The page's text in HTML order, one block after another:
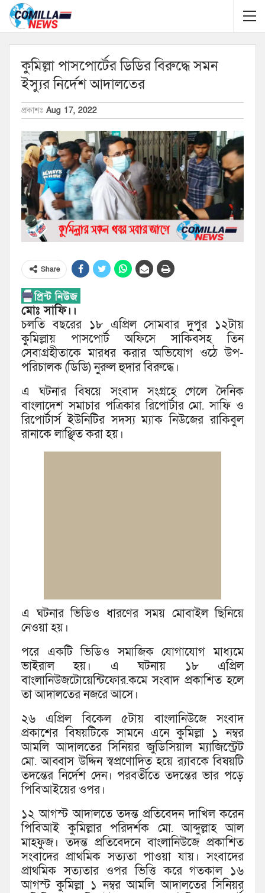
কুমিল্লা পাসপোর্টের ডিডির বিরুদ্ধে সমন
ইস্যুর নির্দেশ আদালতের
প্রকাশঃ Aug 17, 2022
Share
মোঃ সাফি।।
চলতি বছরের ১৮ এপ্রিল সোমবার দুপুর ১২টায়
কুমিল্লায় পাসপোর্ট অফিসে সাকিবসহ তিন
সেবাগ্রহীতাকে মারধর করার অভিযোগ ওঠে উপ-
পরিচালক (ডিডি) নুরুল হুদার বিরুদ্ধে।
এ ঘটনার বিষয়ে সংবাদ সংগ্রহে গেলে দৈনিক
বাংলাদেশ সমাচার পত্রিকার রিপোর্টার মো. সাফি ও
রিপোর্টার্স ইউনিটির সদস্য ম্যাক নিউজের রাকিবুল
রানাকে লাঞ্ছিত করা হয়।
এ ঘটনার ভিডিও ধারণের সময় মোবাইল ছিনিয়ে
নেওয়া হয়।
পরে একটি ভিডিও সমাজিক যোগাযোগ মাধ্যমে
ভাইরাল হয়। এ ঘটনায় ১৮ এপ্রিল
বাংলানিউজটোয়েন্টিফোর.কমে সংবাদ প্রকাশিত হলে
তা আদালতের নজরে আসে।
২৬ এপ্রিল বিকেল ৫টায় বাংলানিউজে সংবাদ
প্রকাশের বিষয়টিকে সামনে এনে কুমিল্লা ১ নম্বর
আমলি আদালতের সিনিয়র জুডিসিয়াল ম্যাজিস্ট্রেট
মো. আব্বাস উদ্দিন স্বপ্রণোদিত হয়ে র‌্যাবকে বিষয়টি
তদন্তের নির্দেশ দেন। পরবর্তীতে তদন্তের ভার পড়ে
পিবিআইয়ের ওপর।
১২ আগস্ট আদালতে তদন্ত প্রতিবেদন দাখিল করেন
পিবিআই কুমিল্লার পরিদর্শক মো. আব্দুল্লাহ আল
মাহফুজ। তদন্ত প্রতিবেদনে বাংলানিউজে প্রকাশিত
সংবাদের প্রাথমিক সত্যতা পাওয়া যায়। সংবাদের
প্রাথমিক সত্যতার ওপর ভিত্তি করে গতকাল ১৬
আগস্ট কুমিল্লা ১ নম্বর আমলি আদালতের সিনিয়র